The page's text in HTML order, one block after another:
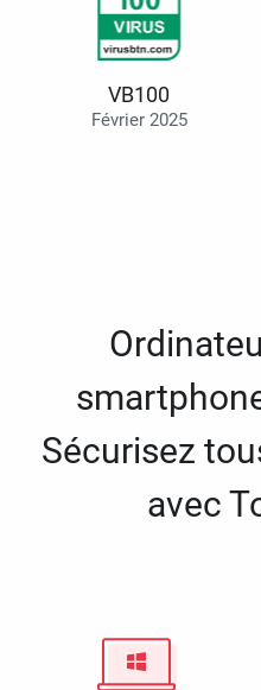
VB100
Février 2025
Sécurisez
avec